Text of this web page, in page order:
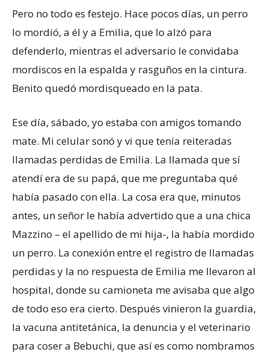
Pero no todo es festejo. Hace pocos días, un perro
lo mordió, a él y a Emilia, que lo alzó para
defenderlo, mientras el adversario le convidaba
mordiscos en la espalda y rasguños en la cintura.
Benito quedó mordisqueado en la pata.
Ese día, sábado, yo estaba con amigos tomando
mate. Mi celular sonó y vi que tenía reiteradas
llamadas perdidas de Emilia. La llamada que sí
atendí era de su papá, que me preguntaba qué
había pasado con ella. La cosa era que, minutos
antes, un señor le había advertido que a una chica
Mazzino – el apellido de mi hija-, la había mordido
un perro. La conexión entre el registro de llamadas
perdidas y la no respuesta de Emilia me llevaron al
hospital, donde su camioneta me avisaba que algo
de todo eso era cierto. Después vinieron la guardia,
la vacuna antitetánica, la denuncia y el veterinario
para coser a Bebuchi, que así es como nombramos